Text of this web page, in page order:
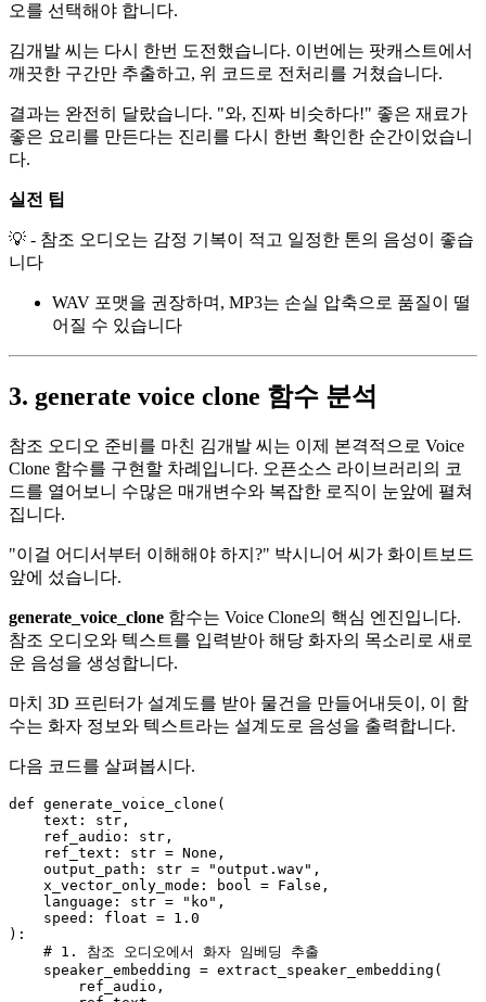
오를 선택해야 합니다.
김개발 씨는 다시 한번 도전했습니다. 이번에는 팟캐스트에서
깨끗한 구간만 추출하고, 위 코드로 전처리를 거쳤습니다.
결과는 완전히 달랐습니다. "와, 진짜 비슷하다!" 좋은 재료가
좋은 요리를 만든다는 진리를 다시 한번 확인한 순간이었습니
다.
실전 팁
💡 - 참조 오디오는 감정 기복이 적고 일정한 톤의 음성이 좋습
니다
WAV 포맷을 권장하며, MP3는 손실 압축으로 품질이 떨
어질 수 있습니다
3. generate voice clone 함수 분석
참조 오디오 준비를 마친 김개발 씨는 이제 본격적으로 Voice
Clone 함수를 구현할 차례입니다. 오픈소스 라이브러리의 코
드를 열어보니 수많은 매개변수와 복잡한 로직이 눈앞에 펼쳐
집니다.
"이걸 어디서부터 이해해야 하지?" 박시니어 씨가 화이트보드
앞에 섰습니다.
generate_voice_clone 함수는 Voice Clone의 핵심 엔진입니다.
참조 오디오와 텍스트를 입력받아 해당 화자의 목소리로 새로
운 음성을 생성합니다.
마치 3D 프린터가 설계도를 받아 물건을 만들어내듯이, 이 함
수는 화자 정보와 텍스트라는 설계도로 음성을 출력합니다.
다음 코드를 살펴봅시다.
def generate_voice_clone (
    text:
str ,
    ref_audio:
str ,
    ref_text:
str = None ,
    output_path:
str = "output.wav" ,
    x_vector_only_mode:
bool = False ,
    language:
str = "ko" ,
    speed:
float = 1.0
):
# 1. 참조 오디오에서 화자 임베딩 추출
    speaker_embedding = extract_speaker_embedding(
        ref_audio,